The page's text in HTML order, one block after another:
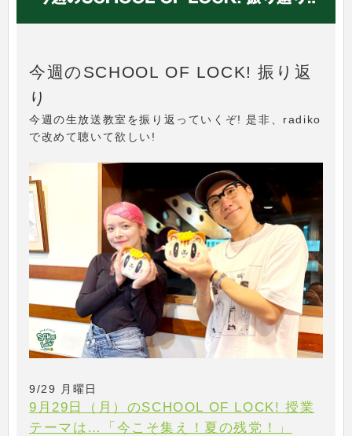
今週のSCHOOL OF LOCK! 振り返
り
今週の生放送教室を振り返っていくぞ! 是非、radiko
で改めて聴いて欲しい!
9/29 月曜日
9月29日（月）のSCHOOL OF LOCK! 授業
テーマは…「今こそ集え！夏の残党！」